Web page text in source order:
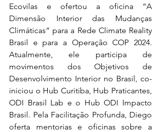
Ecovilas e ofertou a oficina “A
Dimensão Interior das Mudanças
Climáticas” para a Rede Climate Reality
Brasil e para a Operação COP 2024.
Atualmente, ele participa de
movimentos dos Objetivos de
Desenvolvimento Interior no Brasil, co-
iniciou o Hub Curitiba, Hub Praticantes,
ODI Brasil Lab e o Hub ODI Impacto
Brasil. Pela Facilitação Profunda, Diego
oferta mentorias e oficinas sobre a